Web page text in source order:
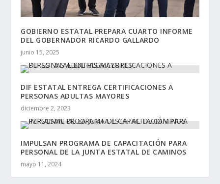
GOBIERNO ESTATAL PREPARA CUARTO INFORME
DEL GOBERNADOR RICARDO GALLARDO
junio 15, 2025
DIF ESTATAL ENTREGA CERTIFICACIONES A
PERSONAS ADULTAS MAYORES
diciembre 2, 2023
IMPULSAN PROGRAMA DE CAPACITACIÓN PARA
PERSONAL DE LA JUNTA ESTATAL DE CAMINOS
mayo 11, 2024